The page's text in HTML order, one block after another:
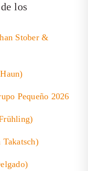
los
Stober &
Pequeño 2026